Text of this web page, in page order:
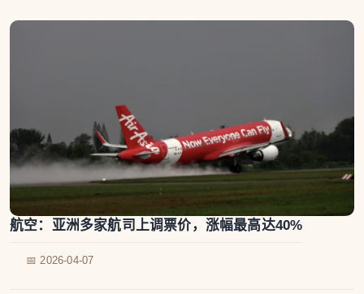
航空：亚洲多家航司上调票价，涨幅最高达40%
📅 2026-04-07